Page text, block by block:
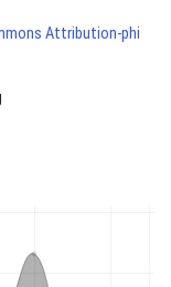
Attribution-phi